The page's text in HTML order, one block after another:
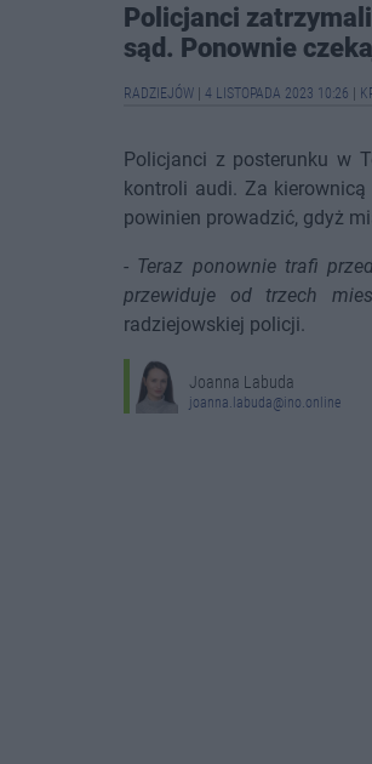
Policjanci
sąd. Ponownie
RADZIEJÓW 4 LISTOPADA 2023 10:26
Policjanci z posterunku w
kontroli audi. Za kierownicą
powinien prowadzić, gdyż
- Teraz ponownie trafi
przewiduje od trzech
radziejowskiej policji.
Joanna Labuda
joanna.labuda@ino.online